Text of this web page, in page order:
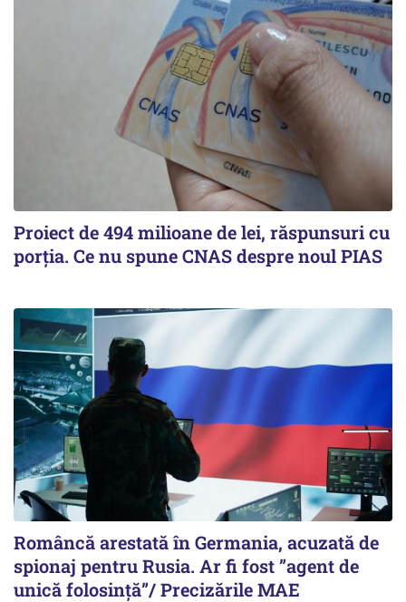
Proiect de 494 milioane de lei, răspunsuri cu
porția. Ce nu spune CNAS despre noul PIAS
Româncă arestată în Germania, acuzată de
spionaj pentru Rusia. Ar fi fost ”agent de
unică folosință”/ Precizările MAE